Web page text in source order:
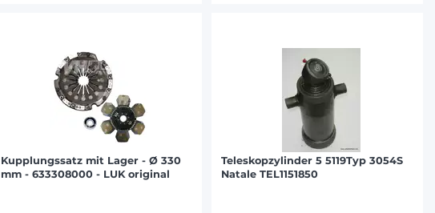
Kupplungssatz mit Lager - Ø 330
mm - 633308000 - LUK original
Teleskopzylinder 5 5119Typ 3054S
Natale TEL1151850